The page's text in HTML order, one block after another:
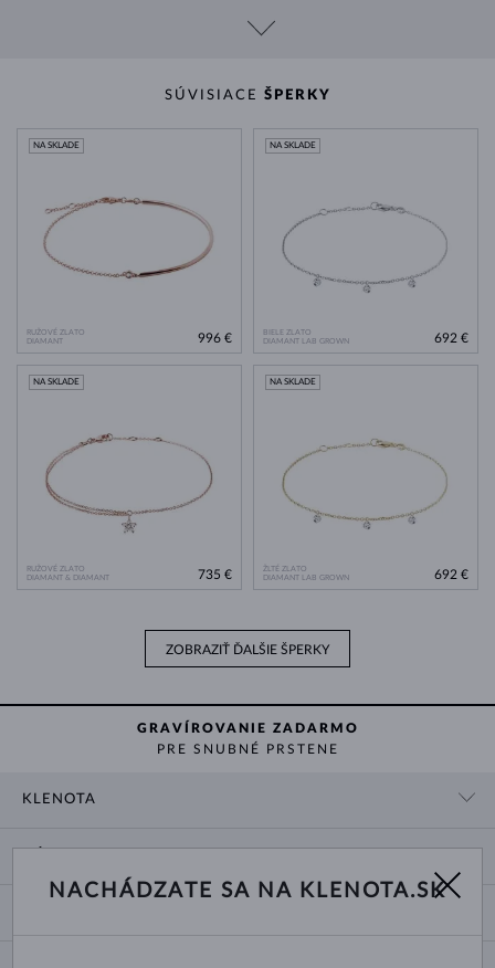
SÚVISIACE ŠPERKY
RUŽOVÉ ZLATO
DIAMANT
NA SKLADE
996 €
BIELE ZLATO
DIAMANT LAB GROWN
NA SKLADE
692 €
RUŽOVÉ ZLATO
DIAMANT & DIAMANT
NA SKLADE
735 €
ŽLTÉ ZLATO
DIAMANT LAB GROWN
NA SKLADE
692 €
ZOBRAZIŤ ĎALŠIE ŠPERKY
GRAVÍROVANIE ZADARMO
PRE SNUBNÉ PRSTENE
KLENOTA
O NÁS
DODANIE A PLATBA ZA TOVAR
NACHÁDZATE SA NA KLENOTA.SK